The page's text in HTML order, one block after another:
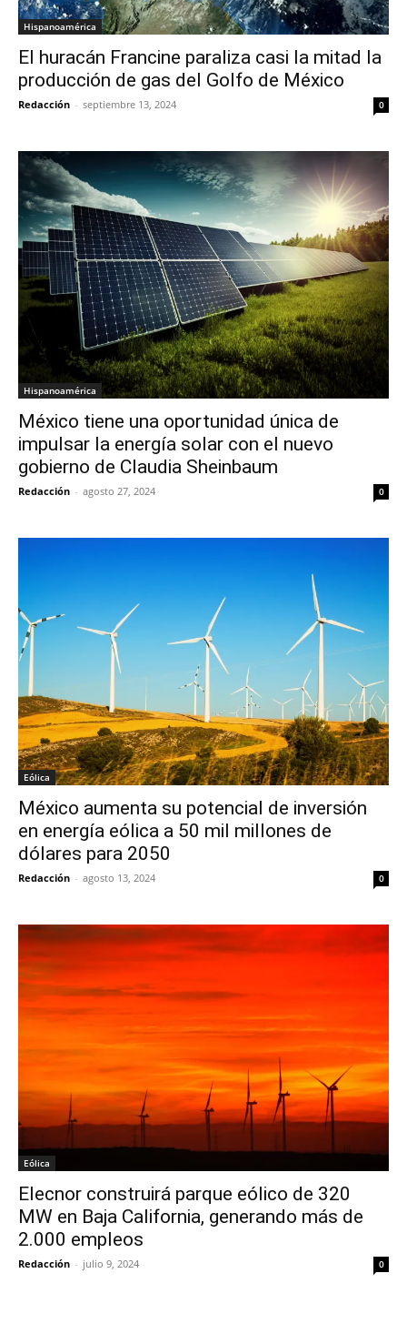
Hispanoamérica
El huracán Francine paraliza casi la mitad la
producción de gas del Golfo de México
Redacción - septiembre 13, 2024 0
Hispanoamérica
México tiene una oportunidad única de
impulsar la energía solar con el nuevo
gobierno de Claudia Sheinbaum
Redacción - agosto 27, 2024 0
Eólica
México aumenta su potencial de inversión
en energía eólica a 50 mil millones de
dólares para 2050
Redacción - agosto 13, 2024 0
Eólica
Elecnor construirá parque eólico de 320
MW en Baja California, generando más de
2.000 empleos
Redacción - julio 9, 2024 0